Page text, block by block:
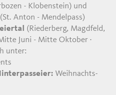
- Klobenstein) und
Anton - Mendelpass)
(Riederberg, Magdfeld,
Juni - Mitte Oktober ·
unter:
Weihnachts-